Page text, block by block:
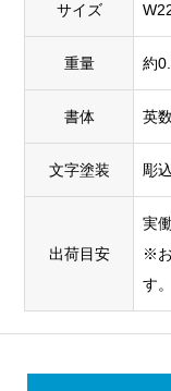
サイズ
重量 約
書体 英
文字塗装 彫
出荷目安
実
※
す。